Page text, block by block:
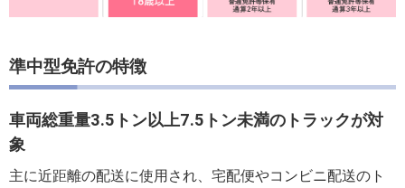
準中型免許の特徴
車両総重量3.5トン以上7.5トン未満のトラックが対
象
主に近距離の配送に使用され、宅配便やコンビニ配送のト